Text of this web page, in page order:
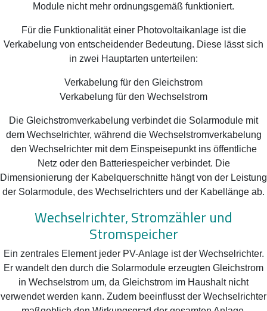
Module nicht mehr ordnungsgemäß funktioniert.
Für die Funktionalität einer Photovoltaikanlage ist die
Verkabelung von entscheidender Bedeutung. Diese lässt sich
in zwei Hauptarten unterteilen:
Verkabelung für den Gleichstrom
Verkabelung für den Wechselstrom
Die Gleichstromverkabelung verbindet die Solarmodule mit
dem Wechselrichter, während die Wechselstromverkabelung
den Wechselrichter mit dem Einspeisepunkt ins öffentliche
Netz oder den Batteriespeicher verbindet. Die
Dimensionierung der Kabelquerschnitte hängt von der Leistung
der Solarmodule, des Wechselrichters und der Kabellänge ab.
Wechselrichter, Stromzähler und
Stromspeicher
Ein zentrales Element jeder PV-Anlage ist der Wechselrichter.
Er wandelt den durch die Solarmodule erzeugten Gleichstrom
in Wechselstrom um, da Gleichstrom im Haushalt nicht
verwendet werden kann. Zudem beeinflusst der Wechselrichter